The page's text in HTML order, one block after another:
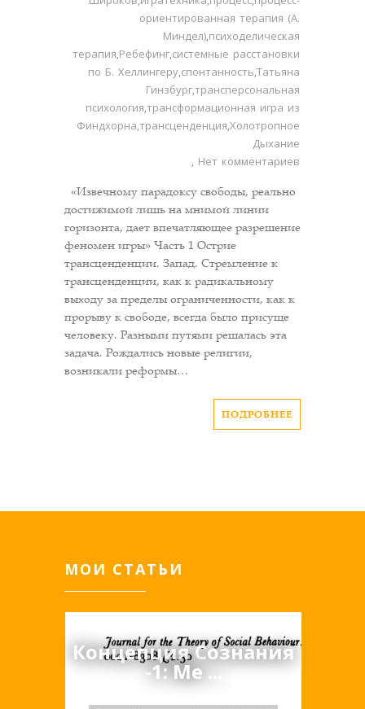
ориентированная терапия (А.
Миндел),психоделическая
терапия,Ребефинг,системные расстановки
по Б. Хеллингеру,спонтанность,Татьяна
Гинзбург,трансперсональная
психология,трансформационная игра из
Финдхорна,трансценденция,Холотропное
Дыхание
, Нет комментариев
«Извечному парадоксу свободы, реально
достижимой лишь на мнимой линии
горизонта, дает впечатляющее разрешение
феномен игры» Часть 1 Острие
трансценденции. Запад. Стремление к
трансценденции, как к радикальному
выходу за пределы ограниченности, как к
прорыву к свободе, всегда было присуще
человеку. Разными путями решалась эта
задача. Рождались новые религии,
возникали реформы…
ПОДРОБНЕЕ
МОИ СТАТЬИ
Концепция Сознания
-1: Ме ...